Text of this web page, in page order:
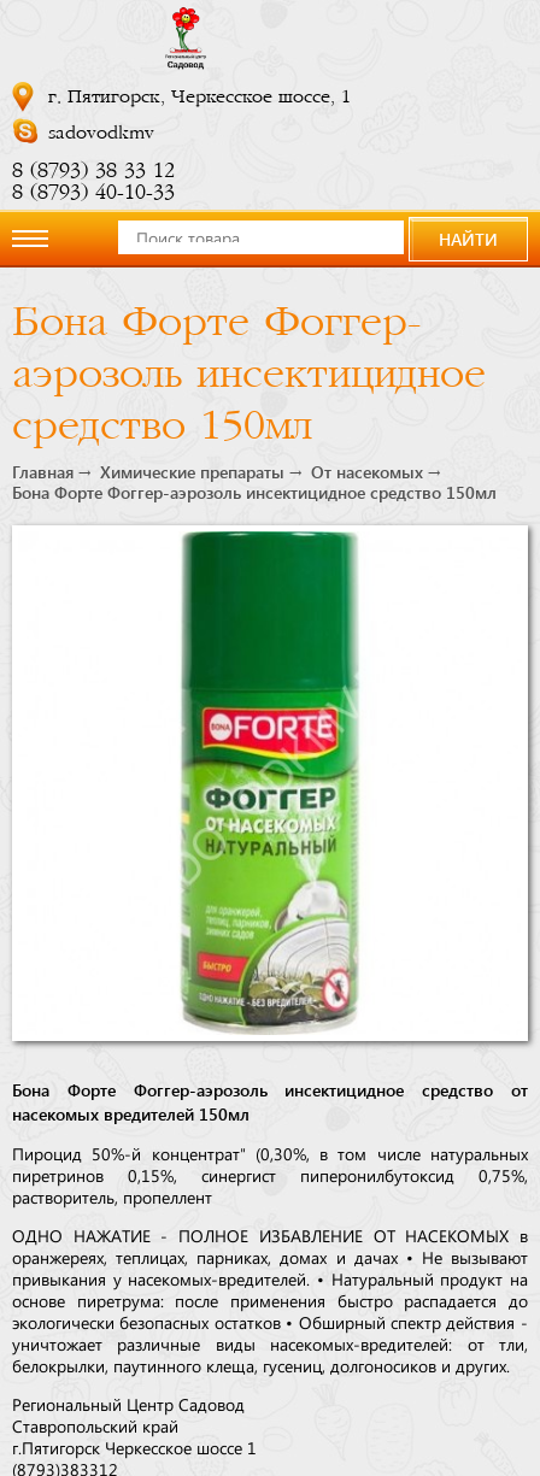
г. Пятигорск, Черкесское шоссе, 1
sadovodkmv
8 (8793) 38 33 12
8 (8793) 40-10-33
компании
Новости
НАЙТИ
Бона Форте Фоггер-
аэрозоль инсектицидное
средство 150мл
Главная Химические препараты
От насекомых
Бона Форте Фоггер-аэрозоль инсектицидное средство 150мл
Бона Форте Фоггер-аэрозоль инсектицидное средство от
насекомых вредителей 150мл
Пироцид 50%-й концентрат" (0,30%, в том числе натуральных
пиретринов 0,15%, синергист пиперонилбутоксид 0,75%,
растворитель, пропеллент
ОДНО НАЖАТИЕ - ПОЛНОЕ ИЗБАВЛЕНИЕ ОТ НАСЕКОМЫХ в
оранжереях, теплицах, парниках, домах и дачах • Не вызывают
привыкания у насекомых-вредителей. • Натуральный продукт на
основе пиретрума: после применения быстро распадается до
экологически безопасных остатков • Обширный спектр действия -
уничтожает различные виды насекомых-вредителей: от тли,
белокрылки, паутинного клеща, гусениц, долгоносиков и других.
Региональный Центр Садовод
Ставропольский край
г.Пятигорск Черкесское шоссе 1
(8793)383312